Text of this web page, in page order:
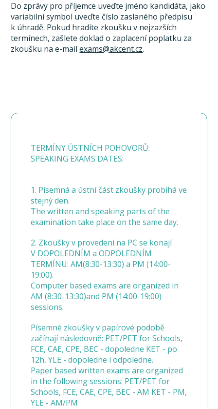
Do zprávy pro příjemce uveďte jméno kandidáta, jako
variabilní symbol uveďte číslo zaslaného předpisu
k úhradě. Pokud hradíte zkoušku v nejzazších
termínech, zašlete doklad o zaplacení poplatku za
zkoušku na e-mailexams@akcent.cz.
TERMÍNY ÚSTNÍCH POHOVORŮ:
SPEAKING EXAMS DATES:
1. Písemná a ústní část zkoušky probíhá ve
stejný den.
The written and speaking parts of the
examination take place on the same day.
2. Zkoušky v provedení na PC se konají
V DOPOLEDNÍM a ODPOLEDNÍM
TERMÍNU: AM(8:30-13:30) a PM (14:00-
19:00).
Computer based exams are organized in
AM (8:30-13:30)and PM (14:00-19:00)
sessions.
Písemné zkoušky v papírové podobě
začínají následovně: PET/PET for Schools,
FCE, CAE, CPE, BEC - dopoledne KET - po
12h, YLE - dopoledne i odpoledne.
Paper based written exams are organized
in the following sessions: PET/PET for
Schools, FCE, CAE, CPE, BEC - AM KET - PM,
YLE - AM/PM